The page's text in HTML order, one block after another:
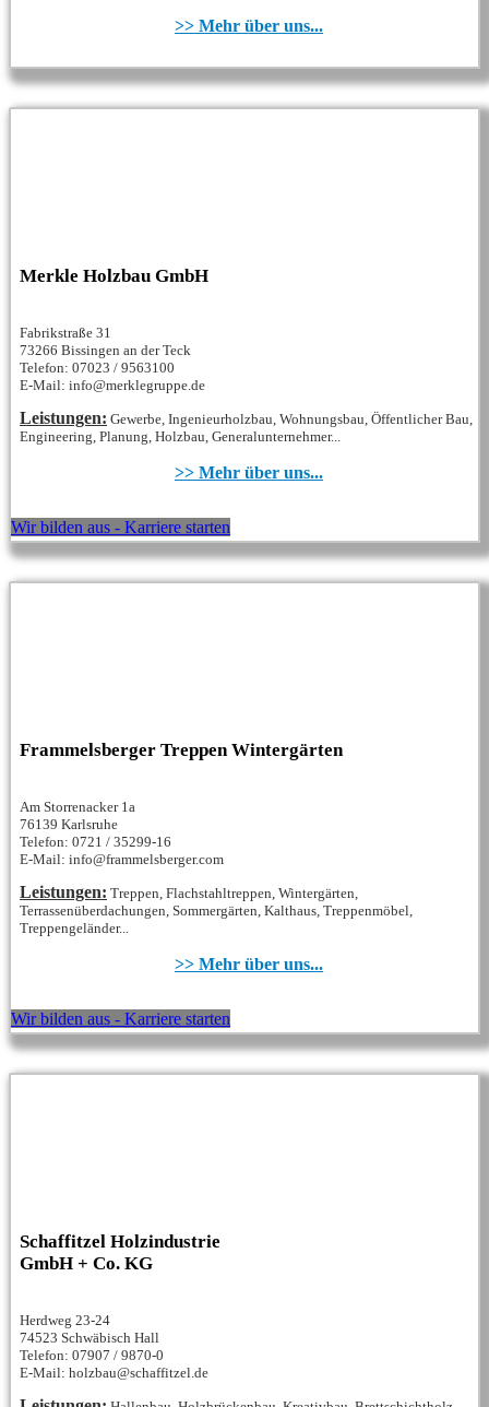
>> Mehr über uns...
Merkle Holzbau GmbH
Fabrikstraße 31
73266 Bissingen an der Teck
Telefon: 07023 / 9563100
E-Mail: info@merklegruppe.de
Leistungen: Gewerbe, Ingenieurholzbau, Wohnungsbau, Öffentlicher Bau,
Engineering, Planung, Holzbau, Generalunternehmer...
>> Mehr über uns...
Wir bilden aus - Karriere starten
Frammelsberger Treppen Wintergärten
Am Storrenacker 1a
76139 Karlsruhe
Telefon: 0721 / 35299-16
E-Mail: info@frammelsberger.com
Leistungen: Treppen, Flachstahltreppen, Wintergärten,
Terrassenüberdachungen, Sommergärten, Kalthaus, Treppenmöbel,
Treppengeländer...
>> Mehr über uns...
Wir bilden aus - Karriere starten
Schaffitzel Holzindustrie
GmbH + Co. KG
Herdweg 23-24
74523 Schwäbisch Hall
Telefon: 07907 / 9870-0
E-Mail: holzbau@schaffitzel.de